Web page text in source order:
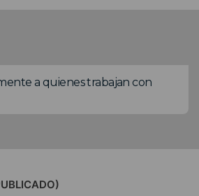
a quienes trabajan con